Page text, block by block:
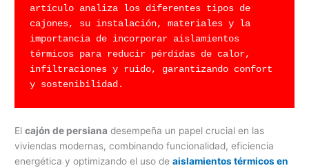
artículo analiza los diferentes tipos de
cajones, su instalación, materiales y la
importancia de incorporar aislamientos
térmicos para reducir pérdidas de calor,
infiltraciones y ruido, garantizando confort
y sostenibilidad.
Elcajón de persiana desempeña un papel crucial en las
viviendas modernas, combinando funcionalidad, eficiencia
energética y optimizando el uso deaislamientos térmicos en